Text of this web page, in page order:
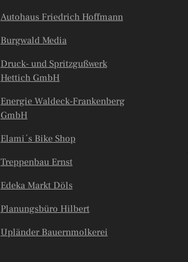
Autohaus Friedrich Hoffmann
Burgwald Media
Druck- und Spritzgußwerk
Hettich GmbH
Energie Waldeck-Frankenberg
GmbH
Elami´s Bike Shop
Treppenbau Ernst
Edeka Markt Döls
Planungsbüro Hilbert
Upländer Bauernmolkerei